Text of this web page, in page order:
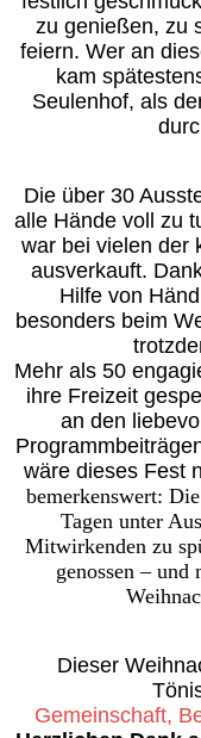
zu genießen, zu
feiern. Wer an
kam
Seulenhof, als
Die über 30
alle Hände voll zu
war bei vielen der
ausverkauft.
Hilfe von
besonders beim
Mehr als 50
ihre Freizeit
an den
wäre dieses Fest
bemerkenswert:
Tagen unter
Mitwirkenden zu
genossen –
Dieser
Gemeinschaft,